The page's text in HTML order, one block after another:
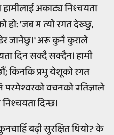
हामीलाई अकाट्य निश्चयता
हो: 'जब म त्यो रगत देख्छु,
जानेछु।' अरू कुनै कुराले
दिन सक्दै सक्दैन। हामी
किनकि प्रभु येशूको रगत
परमेश्वरको वचनको प्रतिज्ञाले
दिन्छ।
बढ़ी सुरक्षित थियो? के